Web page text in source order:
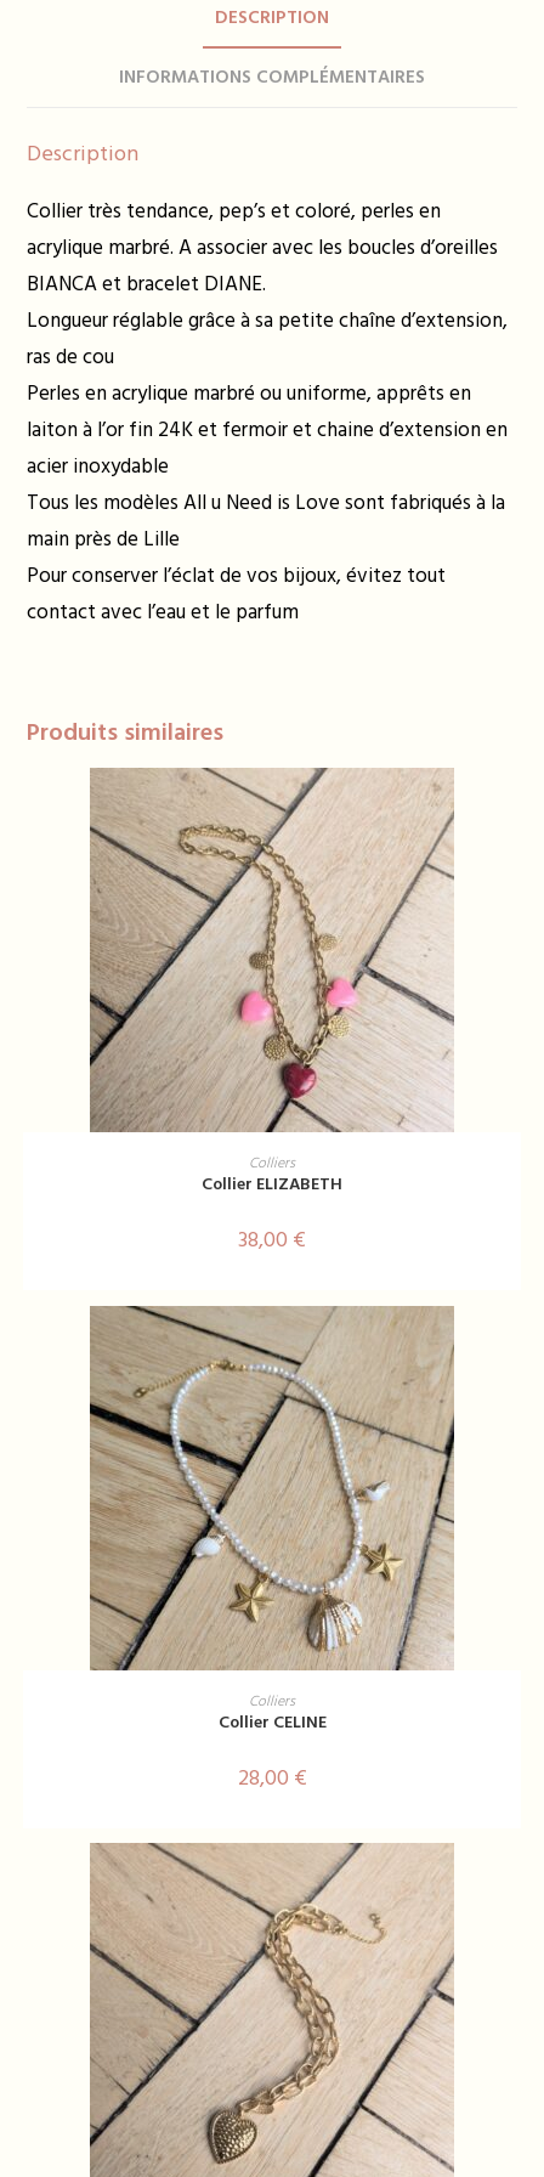
DESCRIPTION
INFORMATIONS COMPLÉMENTAIRES
Description
Collier très tendance, pep’s et coloré, perles en
acrylique marbré. A associer avec les boucles d’oreilles
BIANCA et bracelet DIANE.
Longueur réglable grâce à sa petite chaîne d’extension,
ras de cou
Perles en acrylique marbré ou uniforme, apprêts en
laiton à l’or fin 24K et fermoir et chaine d’extension en
acier inoxydable
Tous les modèles All u Need is Love sont fabriqués à la
main près de Lille
Pour conserver l’éclat de vos bijoux, évitez tout
contact avec l’eau et le parfum
Produits similaires
AJOUTER AU PANIER
Colliers
Collier ELIZABETH
38,00 €
AJOUTER AU PANIER
Colliers
Collier CELINE
28,00 €